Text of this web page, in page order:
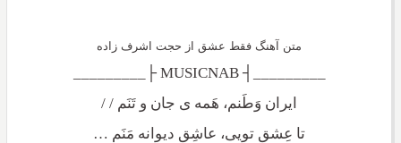
متن آهنگ فقط عشق از حجت اشرف زاده
_________┤ MUSICNAB ├_________
ایران وَطَنم، هَمه ی جان و تَنَم / /
تا عِشق تویی، عاشِقِ دیوانه مَنَم …